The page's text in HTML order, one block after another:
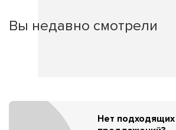
Вы недавно смотрели
Нет подходящих